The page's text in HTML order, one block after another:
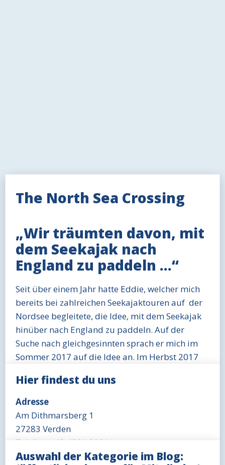
The North Sea Crossing
„Wir träumten davon, mit
dem Seekajak nach
England zu paddeln …“
Seit über einem Jahr hatte Eddie, welcher mich
bereits bei zahlreichen Seekajaktouren auf der
Nordsee begleitete, die Idee, mit dem Seekajak
hinüber nach England zu paddeln. Auf der
Suche nach gleichgesinnten sprach er mich im
Sommer 2017 auf die Idee an. Im Herbst 2017
durchzuführen. Und so begann das kleine
Abenteuer …
Wo starten und wo anlanden?
Frankreich hat sehr strenge Regeln, was das
Seekajakfahren jenseits der Küste betrifft. Die
Straße von Dover zu queren ist für Paddler ohne
Hier findest du uns
Adresse
Am Dithmarsberg 1
27283 Verden
Telefon: +49 4231 3291
Öffnungszeit Büro
Auswahl der Kategorie im Blog: